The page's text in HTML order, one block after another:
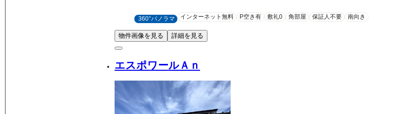
360°パノラマ インターネット無料 P空き有 敷礼0 角部屋 保証人不要 南向き
物件画像を見る 詳細を見る
エスポワールＡｎ